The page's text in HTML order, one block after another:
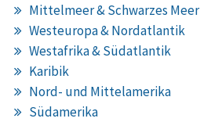
Mittelmeer & Schwarzes Meer
Westeuropa & Nordatlantik
Westafrika & Südatlantik
Karibik
Nord- und Mittelamerika
Südamerika